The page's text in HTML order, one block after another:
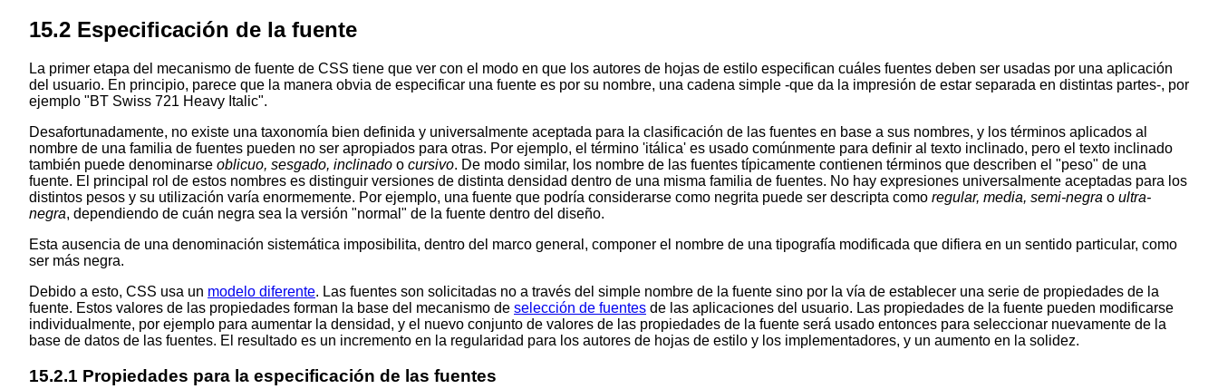
15.2 Especificación de la fuente
La primer etapa del mecanismo de fuente de CSS tiene que ver con el modo en que los autores de hojas de estilo especifican cuáles fuentes deben ser usadas por una aplicación
del usuario. En principio, parece que la manera obvia de especificar una fuente es por su nombre, una cadena simple -que da la impresión de estar separada en distintas partes-, por
ejemplo "BT Swiss 721 Heavy Italic".
Desafortunadamente, no existe una taxonomía bien definida y universalmente aceptada para la clasificación de las fuentes en base a sus nombres, y los términos aplicados al
nombre de una familia de fuentes pueden no ser apropiados para otras. Por ejemplo, el término 'itálica' es usado comúnmente para definir al texto inclinado, pero el texto inclinado
también puede denominarse oblicuo, sesgado, inclinado o cursivo. De modo similar, los nombre de las fuentes típicamente contienen términos que describen el "peso" de una
fuente. El principal rol de estos nombres es distinguir versiones de distinta densidad dentro de una misma familia de fuentes. No hay expresiones universalmente aceptadas para los
distintos pesos y su utilización varía enormemente. Por ejemplo, una fuente que podría considerarse como negrita puede ser descripta como regular, media, semi-negra o ultra-
negra, dependiendo de cuán negra sea la versión "normal" de la fuente dentro del diseño.
Esta ausencia de una denominación sistemática imposibilita, dentro del marco general, componer el nombre de una tipografía modificada que difiera en un sentido particular, como
ser más negra.
Debido a esto, CSS usa un modelo diferente. Las fuentes son solicitadas no a través del simple nombre de la fuente sino por la vía de establecer una serie de propiedades de la
fuente. Estos valores de las propiedades forman la base del mecanismo de selección de fuentes de las aplicaciones del usuario. Las propiedades de la fuente pueden modificarse
individualmente, por ejemplo para aumentar la densidad, y el nuevo conjunto de valores de las propiedades de la fuente será usado entonces para seleccionar nuevamente de la
base de datos de las fuentes. El resultado es un incremento en la regularidad para los autores de hojas de estilo y los implementadores, y un aumento en la solidez.
15.2.1 Propiedades para la especificación de las fuentes